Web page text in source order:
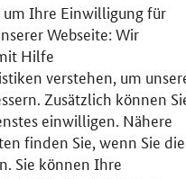
und Energie
um Ihre Einwilligung für
Webseite: Wir
Hilfe
verstehen, um
Zusätzlich können
einwilligen. Nähere
finden Sie, wenn Sie die
Sie können Ihre